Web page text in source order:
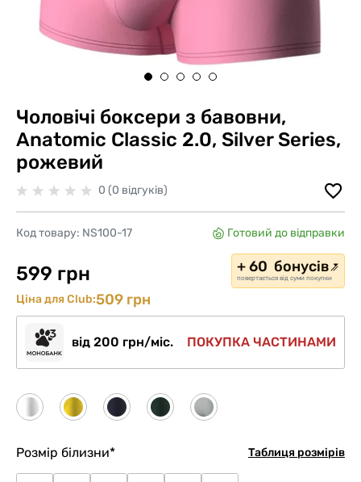
Чоловічі боксери з бавовни,
Anatomic Classic 2.0, Silver Series,
рожевий
0 (0 відгуків)
Код товару: NS100-17 Готовий до відправки
599 грн + 60 бонусів
повертається від суми покупки
Ціна для Club:509 грн
від 200 грн/міс. ПОКУПКА ЧАСТИНАМИ
Таблиця розмірів
Розмір білизни*